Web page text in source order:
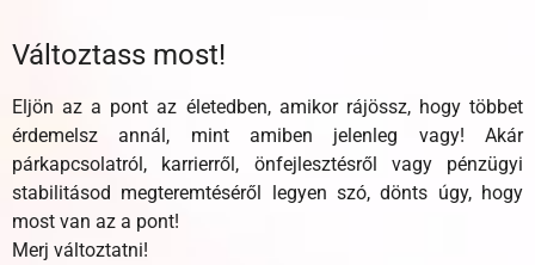
Változtass most!
Eljön az a pont az életedben, amikor rájössz, hogy többet
érdemelsz annál, mint amiben jelenleg vagy! Akár
párkapcsolatról, karrierről, önfejlesztésről vagy pénzügyi
stabilitásod megteremtéséről legyen szó, dönts úgy, hogy
most van az a pont!
Merj változtatni!